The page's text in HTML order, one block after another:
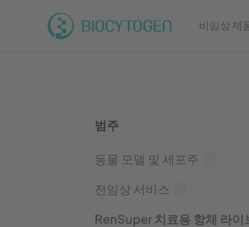
비임상 제
범주
동물 모델 및 세포주
전임상 서비스
RenSuper 치료용 항체 라이